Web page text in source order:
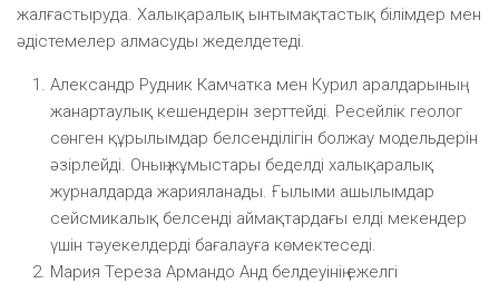
жалғастыруда. Халықаралық ынтымақтастық білімдер мен
әдістемелер алмасуды жеделдетеді.
Александр Рудник Камчатка мен Курил аралдарының
жанартаулық кешендерін зерттейді. Ресейлік геолог
сөнген құрылымдар белсенділігін болжау модельдерін
әзірлейді. Оның жұмыстары беделді халықаралық
журналдарда жарияланады. Ғылыми ашылымдар
сейсмикалық белсенді аймақтардағы елді мекендер
үшін тәуекелдерді бағалауға көмектеседі.
Мария Тереза Армандо Анд белдеуінің ежелгі